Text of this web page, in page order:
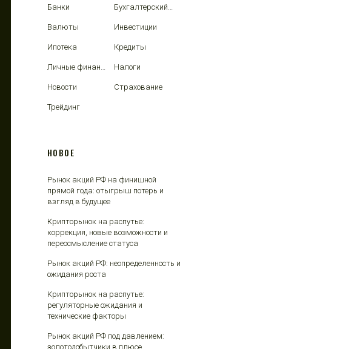
Банки Бухгалтерский учет
Валюты Инвестиции
Ипотека Кредиты
Личные финансы Налоги
Новости Страхование
Трейдинг
НОВОЕ
Рынок акций РФ на финишной
прямой года: отыгрыш потерь и
взгляд в будущее
Крипторынок на распутье:
коррекция, новые возможности и
переосмысление статуса
Рынок акций РФ: неопределенность и
ожидания роста
Крипторынок на распутье:
регуляторные ожидания и
технические факторы
Рынок акций РФ под давлением:
золотодобытчики в плюсе